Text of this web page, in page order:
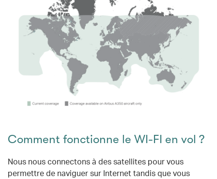
Comment fonctionne le WI-FI en vol ?
Nous nous connectons à des satellites pour vous
permettre de naviguer sur Internet tandis que vous